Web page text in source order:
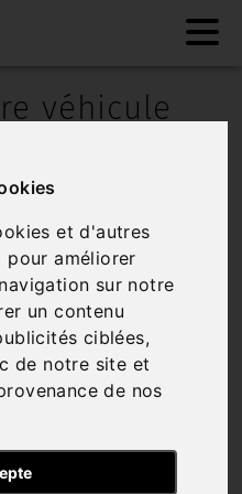
et d'autres
pour améliorer
sur notre
un contenu
ciblées,
de notre site et
de nos
véhicule
ET FILS |
Peugeot-
(23)